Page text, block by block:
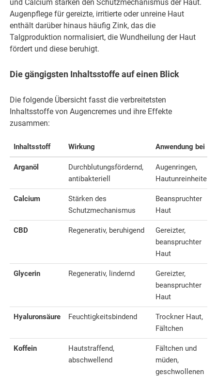
und Calcium stärken den Schutzmechanismus der Haut.
Augenpflege für gereizte, irritierte oder unreine Haut
enthält darüber hinaus häufig Zink, das die
Talgproduktion normalisiert, die Wundheilung der Haut
fördert und diese beruhigt.
Die gängigsten Inhaltsstoffe auf einen Blick
Die folgende Übersicht fasst die verbreitetsten
Inhaltsstoffe von Augencremes und ihre Effekte
zusammen:
Inhaltsstoff Wirkung Anwendung bei
Arganöl
Durchblutungsfördernd,
antibakteriell
Augenringen,
Hautunreinheiten
Calcium
Stärken des
Schutzmechanismus
Beanspruchter
Haut
CBD Regenerativ, beruhigend
Gereizter,
beanspruchter
Haut
Glycerin Regenerativ, lindernd
Gereizter,
beanspruchter
Haut
Hyaluronsäure Feuchtigkeitsbindend
Trockner Haut,
Fältchen
Koffein
Hautstraffend,
abschwellend
Fältchen und
müden,
geschwollenen